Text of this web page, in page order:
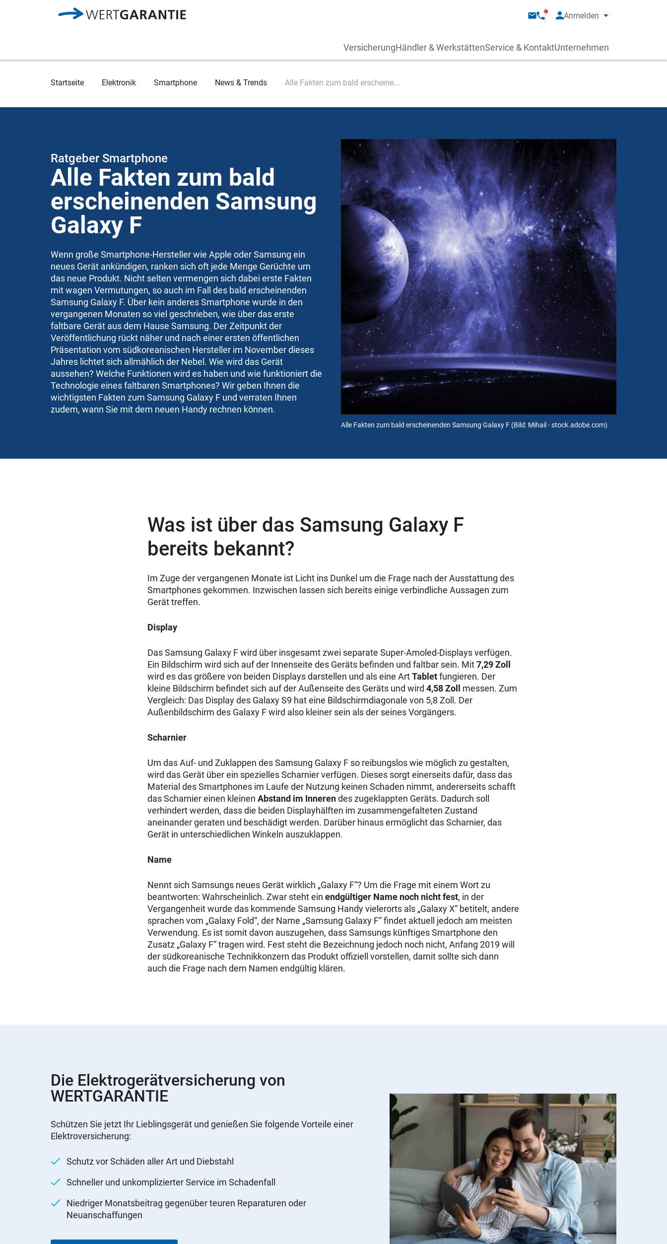
Anmelden
VersicherungHändler & WerkstättenService & KontaktUnternehmen
Breadcrumb
Startseite Elektronik Smartphone News & Trends Alle Fakten zum bald erscheine...
Alle Fakten zum bald erscheinenden Samsung Galaxy F (Bild: Mihail - stock.adobe.com)
Ratgeber Smartphone
Alle Fakten zum bald
erscheinenden Samsung
Galaxy F
Wenn große Smartphone-Hersteller wie Apple oder Samsung ein
neues Gerät ankündigen, ranken sich oft jede Menge Gerüchte um
das neue Produkt. Nicht selten vermengen sich dabei erste Fakten
mit wagen Vermutungen, so auch im Fall des bald erscheinenden
Samsung Galaxy F. Über kein anderes Smartphone wurde in den
vergangenen Monaten so viel geschrieben, wie über das erste
faltbare Gerät aus dem Hause Samsung. Der Zeitpunkt der
Veröffentlichung rückt näher und nach einer ersten öffentlichen
Präsentation vom südkoreanischen Hersteller im November dieses
Jahres lichtet sich allmählich der Nebel. Wie wird das Gerät
aussehen? Welche Funktionen wird es haben und wie funktioniert die
Technologie eines faltbaren Smartphones? Wir geben Ihnen die
wichtigsten Fakten zum Samsung Galaxy F und verraten Ihnen
zudem, wann Sie mit dem neuen Handy rechnen können.
Was ist über das Samsung Galaxy F
bereits bekannt?
Im Zuge der vergangenen Monate ist Licht ins Dunkel um die Frage nach der Ausstattung des
Smartphones gekommen. Inzwischen lassen sich bereits einige verbindliche Aussagen zum
Gerät treffen.
Display
Das Samsung Galaxy F wird über insgesamt zwei separate Super-Amoled-Displays verfügen.
Ein Bildschirm wird sich auf der Innenseite des Geräts befinden und faltbar sein. Mit7,29 Zoll
wird es das größere von beiden Displays darstellen und als eine ArtTabletfungieren. Der
kleine Bildschirm befindet sich auf der Außenseite des Geräts und wird 4,58 Zoll messen. Zum
Vergleich: Das Display des Galaxy S9 hat eine Bildschirmdiagonale von 5,8 Zoll. Der
Außenbildschirm des Galaxy F wird also kleiner sein als der seines Vorgängers.
Scharnier
Um das Auf- und Zuklappen des Samsung Galaxy F so reibungslos wie möglich zu gestalten,
wird das Gerät über ein spezielles Scharnier verfügen. Dieses sorgt einerseits dafür, dass das
Material des Smartphones im Laufe der Nutzung keinen Schaden nimmt, andererseits schafft
das Scharnier einen kleinen Abstand im Innerendes zugeklappten Geräts. Dadurch soll
verhindert werden, dass die beiden Displayhälften im zusammengefalteten Zustand
aneinander geraten und beschädigt werden. Darüber hinaus ermöglicht das Scharnier, das
Gerät in unterschiedlichen Winkeln auszuklappen.
Name
Nennt sich Samsungs neues Gerät wirklich „Galaxy F“? Um die Frage mit einem Wort zu
beantworten: Wahrscheinlich. Zwar steht ein endgültiger Name noch nicht fest, in der
Vergangenheit wurde das kommende Samsung Handy vielerorts als „Galaxy X“ betitelt, andere
sprachen vom „Galaxy Fold“, der Name „Samsung Galaxy F“ findet aktuell jedoch am meisten
Verwendung. Es ist somit davon auszugehen, dass Samsungs künftiges Smartphone den
Zusatz „Galaxy F“ tragen wird. Fest steht die Bezeichnung jedoch noch nicht, Anfang 2019 will
der südkoreanische Technikkonzern das Produkt offiziell vorstellen, damit sollte sich dann
auch die Frage nach dem Namen endgültig klären.
Die Elektrogerätversicherung von
WERTGARANTIE
Schützen Sie jetzt Ihr Lieblingsgerät und genießen Sie folgende Vorteile einer
Elektroversicherung:
Schutz vor Schäden aller Art und Diebstahl
Schneller und unkomplizierter Service im Schadenfall
Niedriger Monatsbeitrag gegenüber teuren Reparaturen oder
Neuanschaffungen